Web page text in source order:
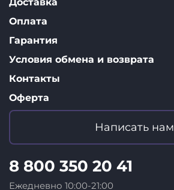
Написать нам
8 800 350 20 41
Ежедневно 10:00-21:00
Оплата
Гарантия
Условия обмена и возврата
Контакты
Оферта